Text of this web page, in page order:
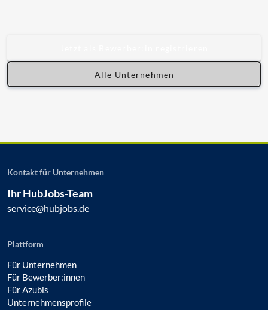
Alle Unternehmen
Kontakt für Unternehmen
Ihr HubJobs-Team
service@hubjobs.de
Plattform
Für Unternehmen
Für Bewerber:innen
Für Azubis
Unternehmensprofile